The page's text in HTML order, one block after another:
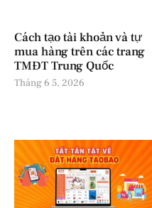
Cách tạo tài khoản và tự
mua hàng trên các trang
TMĐT Trung Quốc
Tháng 6 5, 2026